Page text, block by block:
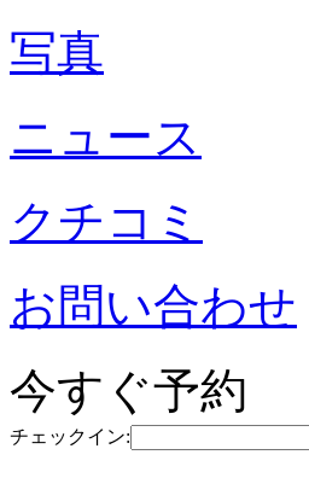
写真
ニュース
クチコミ
お問い合わせ
今すぐ予約
チェックイン: